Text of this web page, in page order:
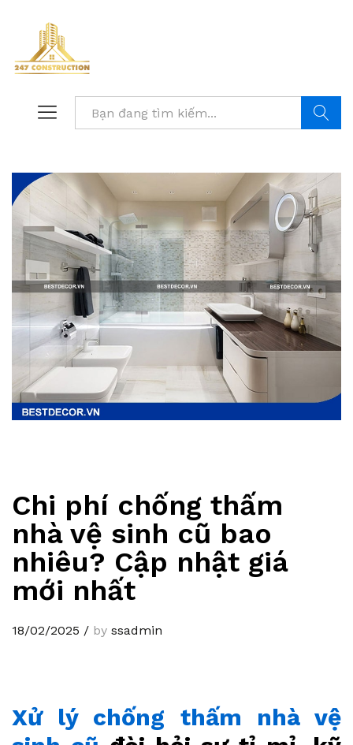
Chi phí chống thấm
nhà vệ sinh cũ bao
nhiêu? Cập nhật giá
mới nhất
18/02/2025 / by ssadmin
Xử lý chống thấm nhà vệ